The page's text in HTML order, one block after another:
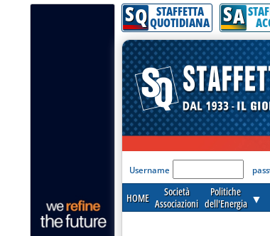
SQ STAFFETTA
QUOTIDIANA SA
'Modulo Login per
Username
HOME
Società
Associazioni
Politiche
dell'Energia ▼